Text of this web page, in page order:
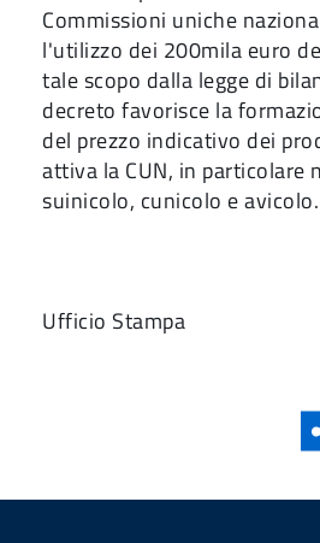
Commissioni uniche
l'utilizzo dei 200mila euro
tale scopo dalla legge di
decreto favorisce la
del prezzo indicativo dei
attiva la CUN, in particolare
suinicolo, cunicolo e avicolo.
Ufficio Stampa